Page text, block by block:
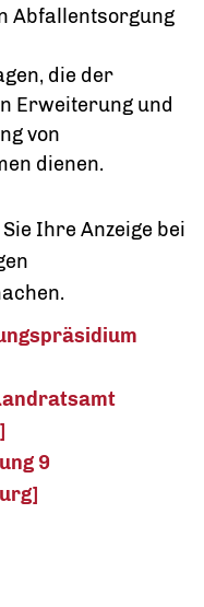
Abfallentsorgung
die der
Erweiterung und
von
dienen.
Ihre Anzeige bei
9